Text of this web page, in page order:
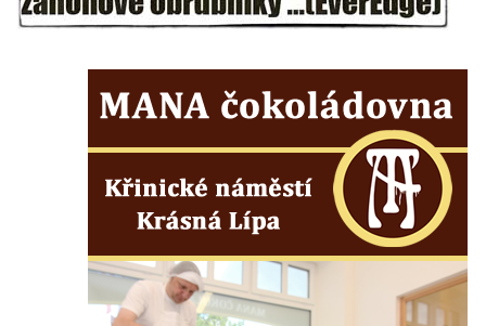
nad Metují
Teplicích nad Metují
Kříž na hřbitově v Teplicích nad Metují
Boží muka nad pramenem U svatého
Antoníčka v Teplicích nad Metují
Kříž u kostela Nanebevzetí Panny Marie v
Pánův kříž v Broumovských stěnách
Machovský kříž v Broumovských stěnách